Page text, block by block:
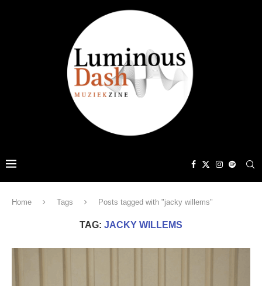
Home Tags Posts tagged with "jacky willems"
TAG: JACKY WILLEMS